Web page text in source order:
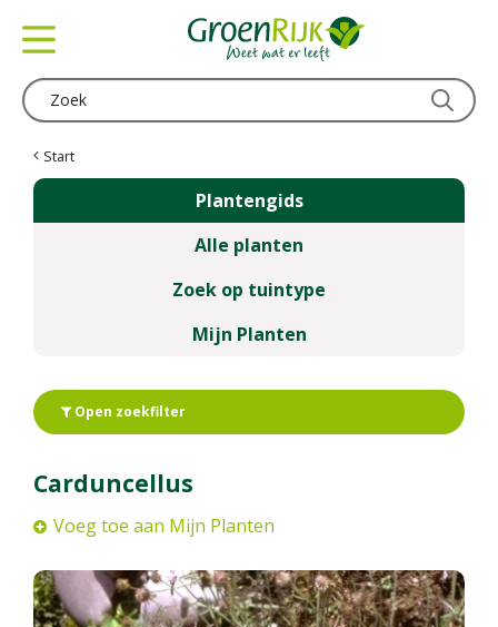
Start
Plantengids
Alle planten
Zoek op tuintype
Mijn Planten
Open zoekfilter
Carduncellus
Voeg toe aan Mijn Planten